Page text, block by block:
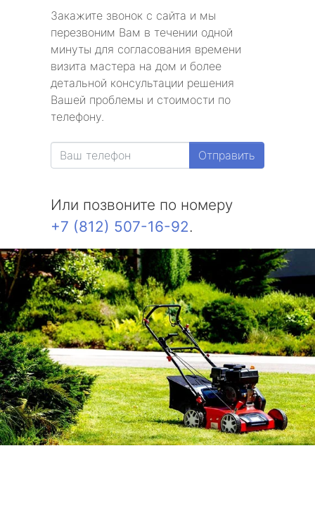
Закажите звонок с сайта и мы
перезвоним Вам в течении одной
минуты для согласования времени
визита мастера на дом и более
детальной консультации решения
Вашей проблемы и стоимости по
телефону.
Отправить
Или позвоните по номеру
+7 (812) 507-16-92.